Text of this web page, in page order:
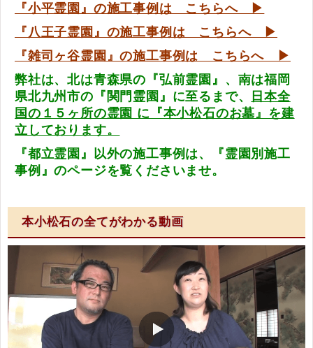
『小平霊園』の施工事例は こちらへ ▶
『八王子霊園』の施工事例は こちらへ ▶
『雑司ヶ谷霊園』の施工事例は こちらへ ▶
弊社は、北は青森県の『弘前霊園』、南は福岡
県北九州市の『関門霊園』に至るまで、
日本全
国の１５ヶ所の霊園 に『本小松石のお墓』を建
立しております。
『都立霊園』以外の施工事例は、『霊園別施工
事例』のページを覧くださいませ。
本小松石の全てがわかる動画